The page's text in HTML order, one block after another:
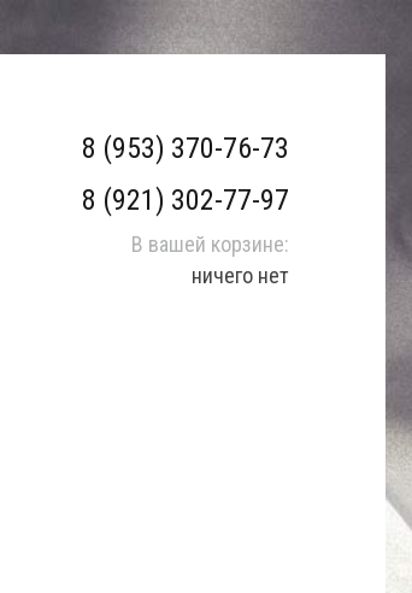
8 (953) 370-76-73
8 (921) 302-77-97
В вашей корзине:
ничего нет